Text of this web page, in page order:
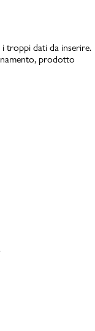
troppi dati da inserire.
prodotto